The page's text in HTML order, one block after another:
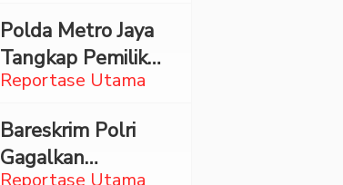
di Jaksel
Reportase Utama
Polda Metro Jaya
Tangkap Pemilik
Akun TikTok
Hoaks Ajakan
Demo Turunkan
Reportase Utama
Bareskrim Polri
Gagalkan